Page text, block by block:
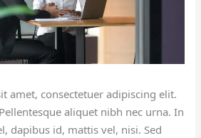
amet, consectetuer adipiscing elit.
aliquet nibh nec urna. In
dapibus id, mattis vel, nisi. Sed